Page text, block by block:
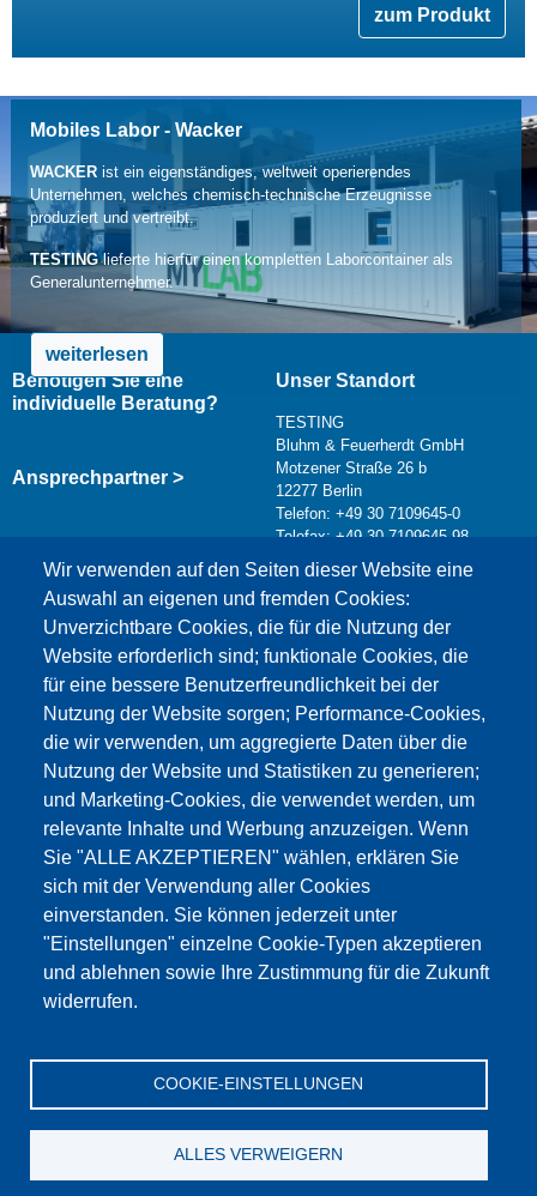
zum Produkt
Mobiles Labor - Wacker
WACKERist ein eigenständiges, weltweit operierendes
Unternehmen, welches chemisch-technische Erzeugnisse
produziert und vertreibt.
TESTINGlieferte hierfür einen kompletten Laborcontainer als
Generalunternehmer.
weiterlesen
Wir verwenden auf den Seiten dieser Website eine
Auswahl an eigenen und fremden Cookies:
Unverzichtbare Cookies, die für die Nutzung der
Website erforderlich sind; funktionale Cookies, die
für eine bessere Benutzerfreundlichkeit bei der
Nutzung der Website sorgen; Performance-Cookies,
die wir verwenden, um aggregierte Daten über die
Nutzung der Website und Statistiken zu generieren;
und Marketing-Cookies, die verwendet werden, um
relevante Inhalte und Werbung anzuzeigen. Wenn
Sie "ALLE AKZEPTIEREN" wählen, erklären Sie
sich mit der Verwendung aller Cookies
einverstanden. Sie können jederzeit unter
"Einstellungen" einzelne Cookie-Typen akzeptieren
und ablehnen sowie Ihre Zustimmung für die Zukunft
widerrufen.
COOKIE-EINSTELLUNGEN
ALLES VERWEIGERN
Benötigen Sie eine
individuelle Beratung?
Ansprechpartner >
Unser Standort
TESTING
Bluhm & Feuerherdt GmbH
Motzener Straße 26 b
12277 Berlin
Telefon: +49 30 7109645-0
Telefax: +49 30 7109645-98
info@testing.de
Dieser Inhalt ist blockiert, da die Google Maps
Cookies nicht akzeptiert wurden.
NUR DIE GOOGLE MAPS COOKIES
AKZEPTIEREN.
Alle Cookies akzeptieren